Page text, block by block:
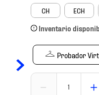
CH ECH
Inventario
Probador
＋
－